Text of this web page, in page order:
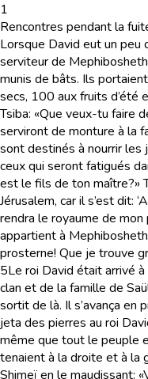
1
Rencontres pendant la
Lorsque David eut un peu
serviteur de
munis de bâts. Ils
secs, 100 aux fruits d’été
Tsiba: «Que veux-tu faire
serviront de monture à la
sont destinés à nourrir les
ceux qui seront fatigués
est le fils de ton maître?»
Jérusalem, car il s’est dit:
rendra le royaume de mon
appartient à
prosterne! Que je trouve
5Le roi David était arrivé à
clan et de la famille de
sortit de là. Il s’avança en
jeta des pierres au roi
même que tout le peuple
tenaient à la droite et à la
Shimeï en le maudissant: